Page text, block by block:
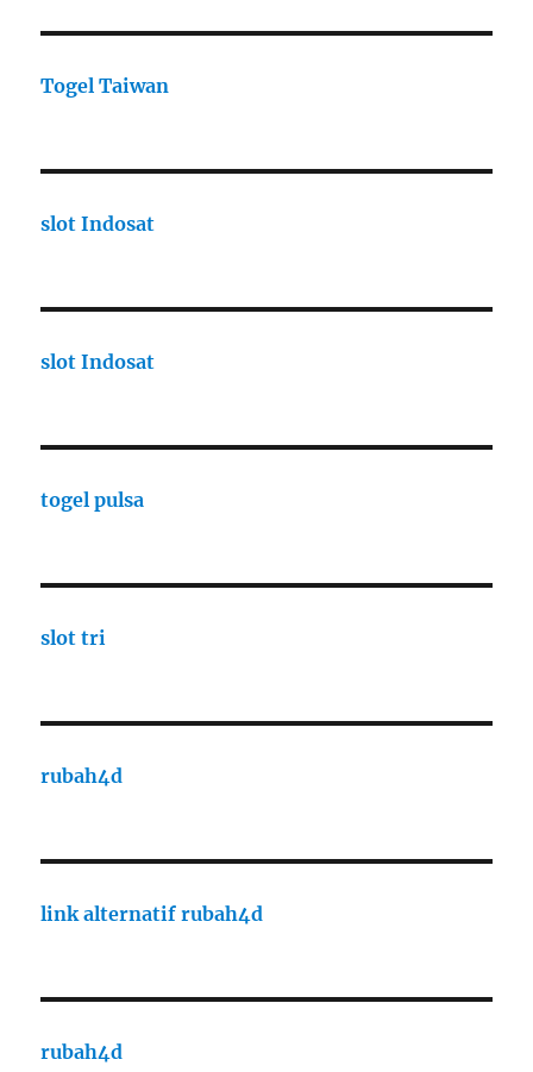
Togel Taiwan
slot Indosat
slot Indosat
togel pulsa
slot tri
rubah4d
link alternatif rubah4d
rubah4d